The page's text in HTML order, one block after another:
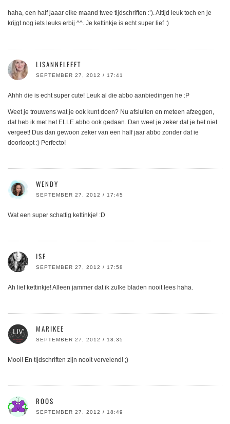
haha, een half jaaar elke maand twee tijdschriften :’). Altijd leuk toch en je
krijgt nog iets leuks erbij ^^. Je kettinkje is echt super lief :)
LISANNELEEFT
SEPTEMBER 27, 2012 / 17:41
Ahhh die is echt super cute! Leuk al die abbo aanbiedingen he :P
Weet je trouwens wat je ook kunt doen? Nu afsluiten en meteen afzeggen,
dat heb ik met het ELLE abbo ook gedaan. Dan weet je zeker dat je het niet
vergeet! Dus dan gewoon zeker van een half jaar abbo zonder dat ie
doorloopt :) Perfecto!
WENDY
SEPTEMBER 27, 2012 / 17:45
Wat een super schattig kettinkje! :D
ISE
SEPTEMBER 27, 2012 / 17:58
Ah lief kettinkje! Alleen jammer dat ik zulke bladen nooit lees haha.
MARIKEE
SEPTEMBER 27, 2012 / 18:35
Mooi! En tijdschriften zijn nooit vervelend! ;)
ROOS
SEPTEMBER 27, 2012 / 18:49